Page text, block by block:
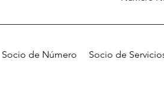
Socio de Número Socio de